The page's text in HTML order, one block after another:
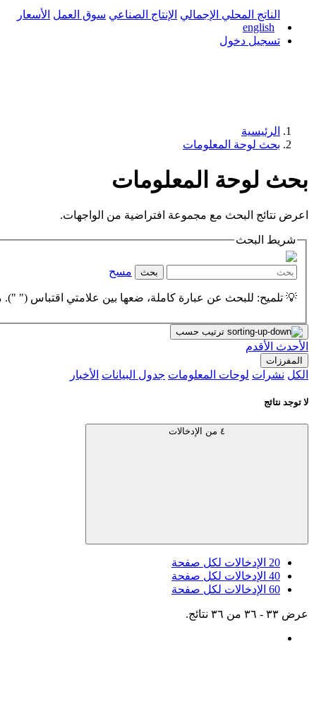
الناتج المحلي الإجمالي الإنتاج الصناعي سوق العمل الأسعار
english
تسجيل دخول
الرئيسية
بحث لوحة المعلومات
بحث لوحة المعلومات
اعرض نتائج البحث مع مجموعة افتراضية من الواجهات.
شريط البحث
بحث مسح
💡 تلميح: للبحث عن عبارة كاملة، ضعها بين علامتي اقتباس (" ").
ترتيب حسب
الأحدث الأقدم
المفرزات
الكل نشرات لوحات المعلومات جدول البيانات الأخبار
لا توجد نتائج
٤ من الإدخالات
20 الإدخالات لكل صفحة
40 الإدخالات لكل صفحة
60 الإدخالات لكل صفحة
عرض ٣٣ - ٣٦ من ٣٦ نتائج.